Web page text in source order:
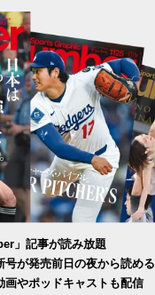
」記事が読み放題
号が発売前日の夜から読める
画やポッドキャストも配信